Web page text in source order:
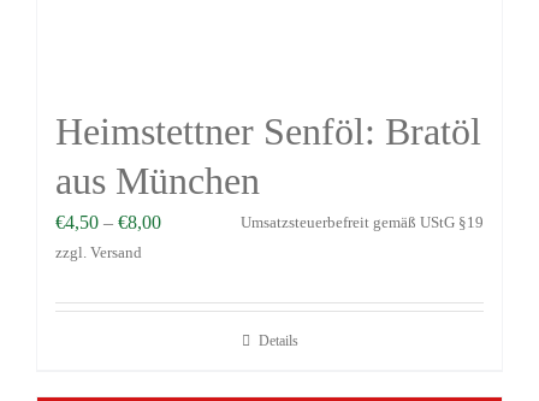
Heimstettner Senföl: Bratöl
aus München
€4,50 – €8,00
Umsatzsteuerbefreit gemäß UStG §19
zzgl. Versand
Details